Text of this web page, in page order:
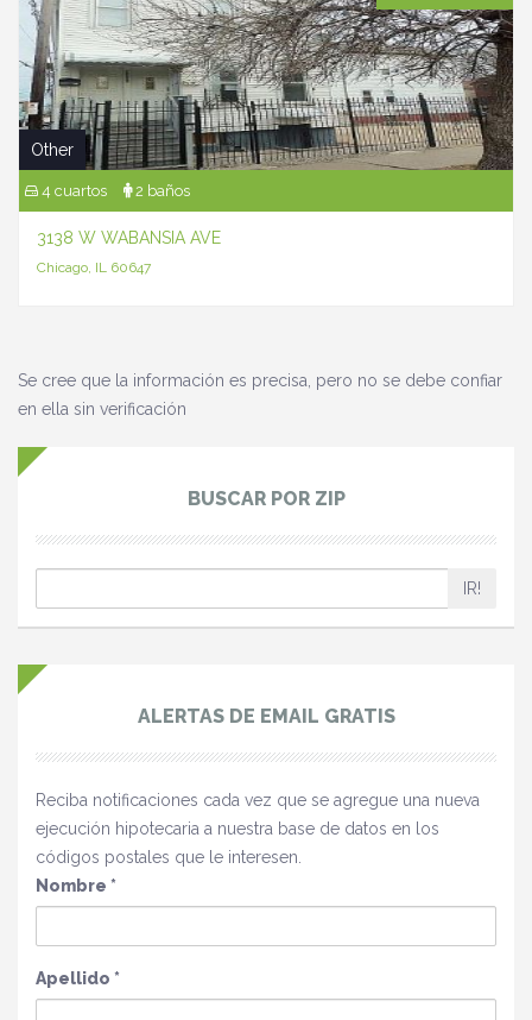
Other
4 cuartos 2 baños
3138 W WABANSIA AVE
Chicago, IL 60647
Se cree que la información es precisa, pero no se debe confiar
en ella sin verificación
BUSCAR POR ZIP
IR!
ALERTAS DE EMAIL GRATIS
Reciba notificaciones cada vez que se agregue una nueva
ejecución hipotecaria a nuestra base de datos en los
códigos postales que le interesen.
Nombre *
Apellido *